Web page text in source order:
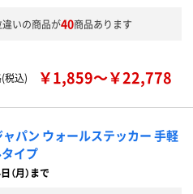
違いの商品が40商品あります
税込)
￥1,859～￥22,778
パン ウォールステッカー 手軽
イプ
（月）まで